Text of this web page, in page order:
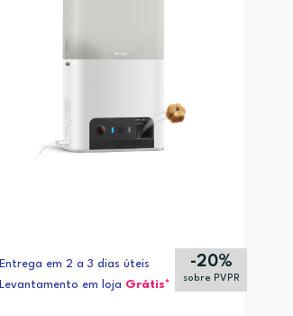
Entrega em 2 a 3 dias úteis
Levantamento em loja Grátis*
-20%
sobre PVPR